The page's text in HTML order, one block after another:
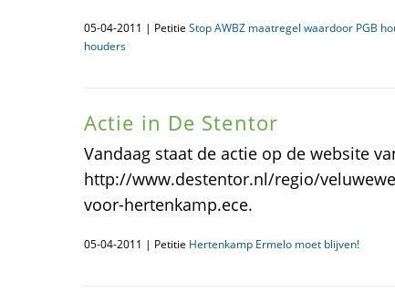
05-04-2011 | Petitie Stop AWBZ maatregel waardoor PGB
houders
Actie in De Stentor
Vandaag staat de actie op de website
http://www.destentor.nl/regio/
voor-hertenkamp.ece.
05-04-2011 | Petitie Hertenkamp Ermelo moet blijven!